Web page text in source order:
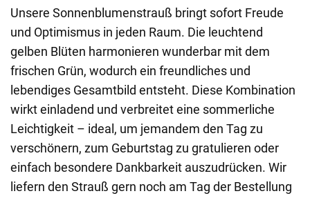
Unsere Sonnenblumenstrauß bringt sofort Freude
und Optimismus in jeden Raum. Die leuchtend
gelben Blüten harmonieren wunderbar mit dem
frischen Grün, wodurch ein freundliches und
lebendiges Gesamtbild entsteht. Diese Kombination
wirkt einladend und verbreitet eine sommerliche
Leichtigkeit – ideal, um jemandem den Tag zu
verschönern, zum Geburtstag zu gratulieren oder
einfach besondere Dankbarkeit auszudrücken. Wir
liefern den Strauß gern noch am Tag der Bestellung